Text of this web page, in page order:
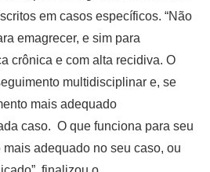
em casos específicos. “Não
emagrecer, e sim para
crônica e com alta recidiva. O
multidisciplinar e, se
mais adequado
caso. O que funciona para seu
adequado no seu caso, ou